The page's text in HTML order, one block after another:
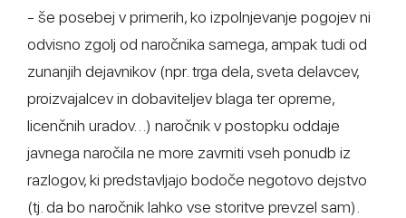
- še posebej v primerih, ko izpolnjevanje pogojev ni
odvisno zgolj od naročnika samega, ampak tudi od
zunanjih dejavnikov (npr. trga dela, sveta delavcev,
proizvajalcev in dobaviteljev blaga ter opreme,
licenčnih uradov…) naročnik v postopku oddaje
javnega naročila ne more zavrniti vseh ponudb iz
razlogov, ki predstavljajo bodoče negotovo dejstvo
(tj. da bo naročnik lahko vse storitve prevzel sam).